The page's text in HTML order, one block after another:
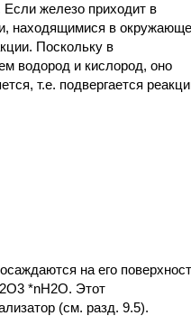
железо приходит в
находящимися в
Поскольку в
водород и кислород, оно
т.е. подвергается
на его
*nH2O. Этот
(см. разд. 9.5).